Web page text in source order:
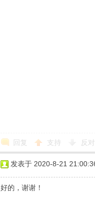
回复 支持 反对
发表于 2020-8-21
好的，谢谢！